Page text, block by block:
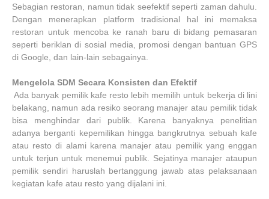
Sebagian restoran, namun tidak seefektif seperti zaman dahulu.
Dengan menerapkan platform tradisional hal ini memaksa
restoran untuk mencoba ke ranah baru di bidang pemasaran
seperti beriklan di sosial media, promosi dengan bantuan GPS
di Google, dan lain-lain sebagainya.
Mengelola SDM Secara Konsisten dan Efektif
Ada banyak pemilik kafe resto lebih memilih untuk bekerja di lini
belakang, namun ada resiko seorang manajer atau pemilik tidak
bisa menghindar dari publik. Karena banyaknya penelitian
adanya berganti kepemilikan hingga bangkrutnya sebuah kafe
atau resto di alami karena manajer atau pemilik yang enggan
untuk terjun untuk menemui publik. Sejatinya manajer ataupun
pemilik sendiri haruslah bertanggung jawab atas pelaksanaan
kegiatan kafe atau resto yang dijalani ini.